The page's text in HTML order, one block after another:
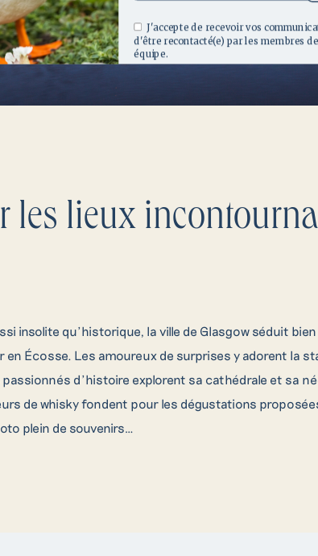
09 70 71 80 00 +353 71 933 6436
les lieux
insolite qu’historique, la ville de Glasgow séduit
en Écosse. Les amoureux de surprises y adorent la
d’histoire explorent sa cathédrale et sa
de whisky fondent pour les dégustations
plein de souvenirs…
J'accepte de recevoir vos
d'être recontacté(e) par les membres
équipe.